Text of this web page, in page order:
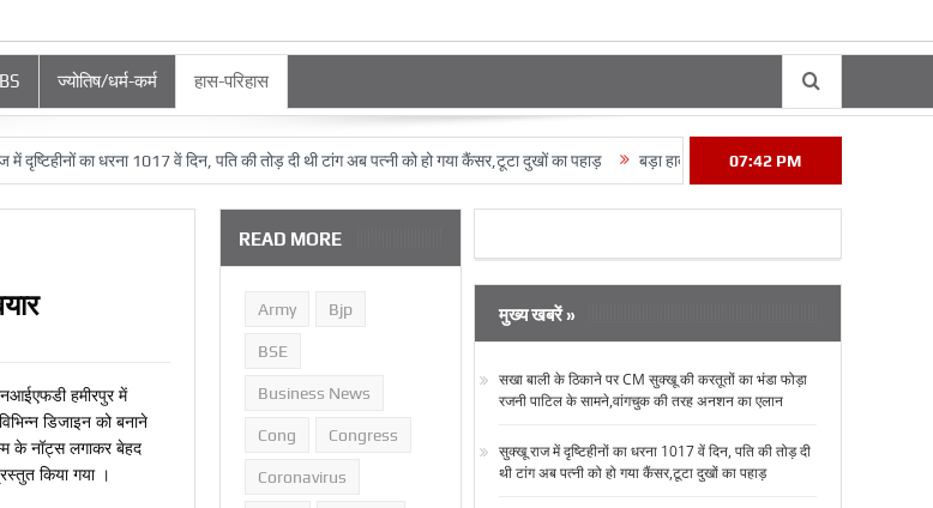
ज्‍योतिष/धर्म-कर्म हास-परिहास
का धरना 1017 वें दिन, पति की तोड़ दी थी टांग अब पत्‍नी को हो गया कैंसर,टूटा दुखों का पहाड़ बड़ा हादसा: लाहुल स्पिति में यात्रियों से भरी सुमो पर गिरी
07:42 PM
हमीरपुर में
डिजाइन को बनाने
के नॉट्स लगाकर बेहद
किया गया ।
READ MORE
Army Bjp
BSE
Business News
Cong Congress
Coronavirus
मुख्य खबरें »
सखा बाली के ठिकाने पर CM सुक्‍खू की करतूतों का भंडा फोड़ा
रजनी पाटिल के सामने,वांगचुक की तरह अनशन का एलान
सुक्‍खू राज में दृष्टिहीनों का धरना 1017 वें दिन, पति की तोड़ दी
थी टांग अब पत्‍नी को हो गया कैंसर,टूटा दुखों का पहाड़